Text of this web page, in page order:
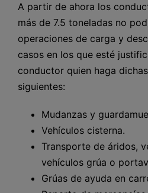
A partir de ahora los
más de 7.5 toneladas no
operaciones de carga y
casos en los que esté
conductor quien haga
siguientes:
Mudanzas y
Vehículos cisterna.
Transporte de áridos,
vehículos grúa o
Grúas de ayuda en